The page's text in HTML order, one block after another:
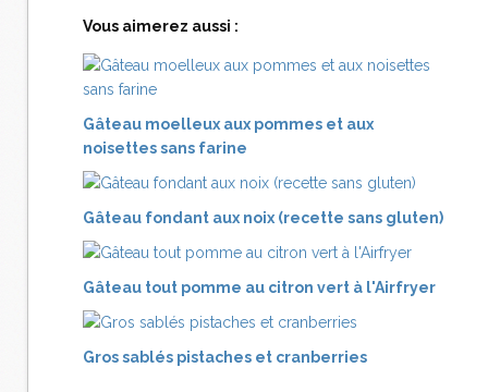
Vous aimerez aussi :
Gâteau moelleux aux pommes et aux
noisettes sans farine
Gâteau fondant aux noix (recette sans gluten)
Gâteau tout pomme au citron vert à l'Airfryer
Gros sablés pistaches et cranberries